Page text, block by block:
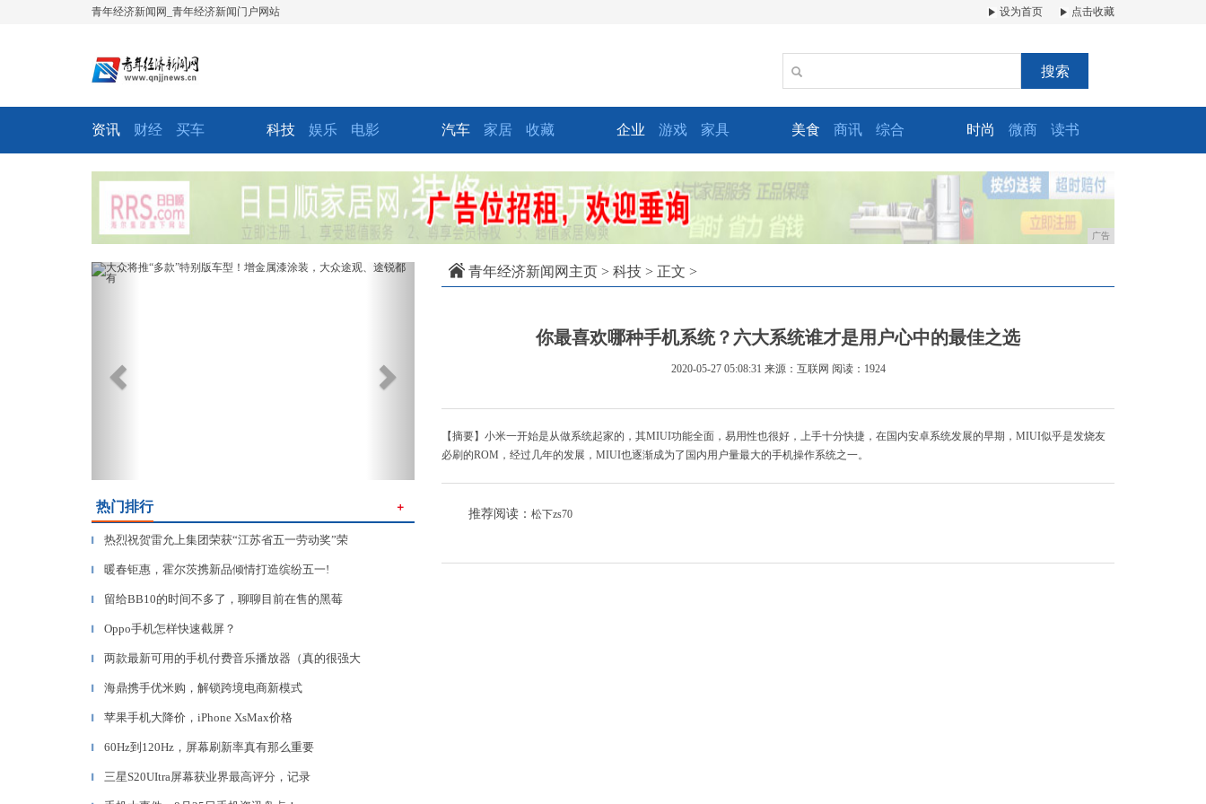
青年经济新闻网_青年经济新闻门户网站 设为首页 点击收藏
搜索
资讯 财经 买车 科技 娱乐 电影 汽车 家居 收藏 企业 游戏 家具 美食 商讯 综合 时尚 微商 读书
广告
Previous Next
热门排行 ＋
▎ 热烈祝贺雷允上集团荣获“江苏省五一劳动奖”荣
▎ 暖春钜惠，霍尔茨携新品倾情打造缤纷五一!
▎ 留给BB10的时间不多了，聊聊目前在售的黑莓
▎ Oppo手机怎样快速截屏？
▎ 两款最新可用的手机付费音乐播放器（真的很强大
▎ 海鼎携手优米购，解锁跨境电商新模式
▎ 苹果手机大降价，iPhone XsMax价格
▎ 60Hz到120Hz，屏幕刷新率真有那么重要
▎ 三星S20UItra屏幕获业界最高评分，记录
青年经济新闻网主页 > 科技 > 正文 >
你最喜欢哪种手机系统？六大系统谁才是用户心中的最佳之选
2020-05-27 05:08:31 来源：互联网 阅读：1924
【摘要】小米一开始是从做系统起家的，其MIUI功能全面，易用性也很好，上手十分快捷，在国内安卓系统发展的早期，MIUI似乎是发烧友
必刷的ROM，经过几年的发展，MIUI也逐渐成为了国内用户量最大的手机操作系统之一。
推荐阅读： 松下zs70